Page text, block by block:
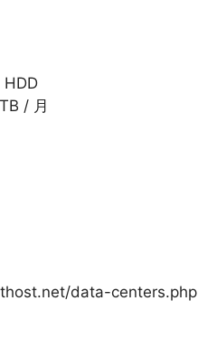
HDD
/ 月
data-centers.php